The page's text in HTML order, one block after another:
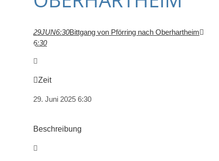
29JUN6:30Bittgang von Pförring nach Oberhartheim
6:30
Zeit
29. Juni 2025 6:30
Beschreibung